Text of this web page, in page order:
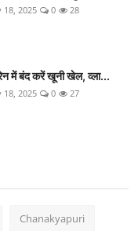
18, 2025 0 28
में बंद करें खूनी खेल, व्ला...
18, 2025 0 27
Chanakyapuri